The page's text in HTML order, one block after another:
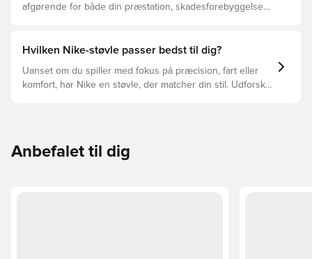
afgørende for både din præstation, skadesforebyggelse
støvler der er det bedste valg til de forskellige typer
Hvilken Nike-støvle passer bedst til dig?
Uanset om du spiller med fokus på præcision, fart eller
komfort, har Nike en støvle, der matcher din stil. Udforsk
Anbefalet til dig